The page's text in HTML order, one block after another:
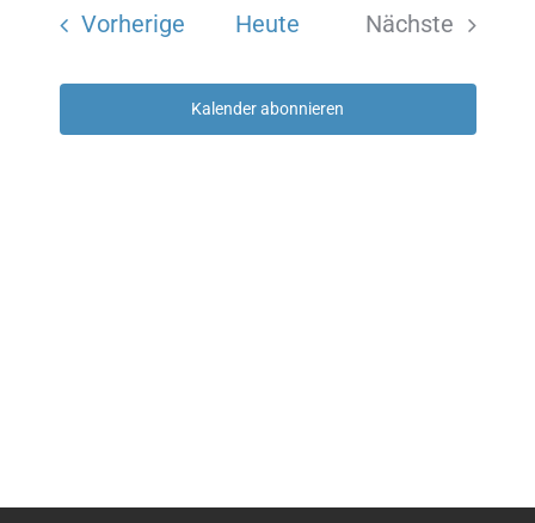
Suche
und
Vorherige Veranstaltungen
Heute
Nächste
Kalender abonnieren